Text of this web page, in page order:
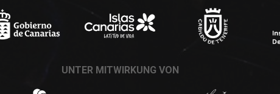
UNTER MITWIRKUNG VON